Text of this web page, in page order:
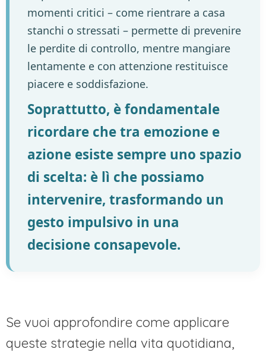
momenti critici – come rientrare a casa
stanchi o stressati – permette di prevenire
le perdite di controllo, mentre mangiare
lentamente e con attenzione restituisce
piacere e soddisfazione.
Soprattutto, è fondamentale
ricordare che tra emozione e
azione esiste sempre uno spazio
di scelta: è lì che possiamo
intervenire, trasformando un
gesto impulsivo in una
decisione consapevole.
Se vuoi approfondire come applicare
queste strategie nella vita quotidiana,